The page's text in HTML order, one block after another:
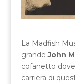
La Madfish
grandeJohn
cofanetto
carriera di